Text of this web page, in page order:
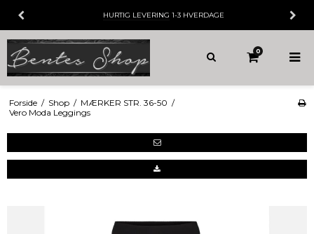
HURTIG LEVERING 1-3 HVERDAGE
0
Forside / Shop / MÆRKER STR. 36-50 /
Vero Moda Leggings